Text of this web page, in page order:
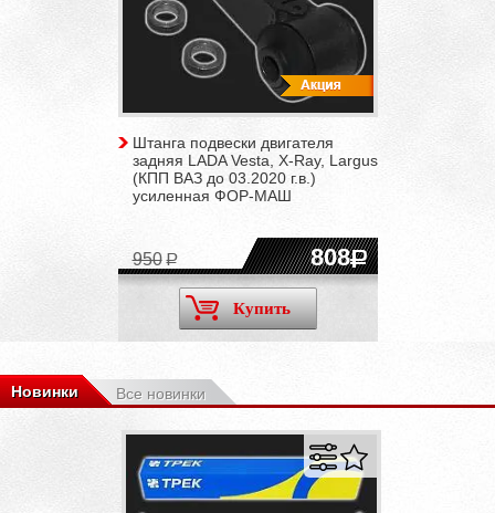
Штанга подвески двигателя
задняя LADA Vesta, X-Ray, Largus
(КПП ВАЗ до 03.2020 г.в.)
усиленная ФОР-МАШ
808
950
Купить
Новинки Все новинки